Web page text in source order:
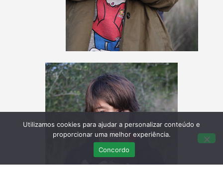
Utilizamos cookies para ajudar a personalizar conteúdo e
proporcionar uma melhor experiência.
Concordo